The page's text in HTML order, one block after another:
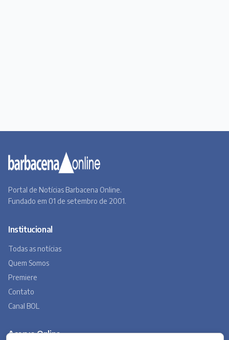
Portal de Notícias Barbacena Online.
Fundado em 01 de setembro de 2001.
Institucional
Todas as notícias
Quem Somos
Premiere
Contato
Canal BOL
Acervo Online